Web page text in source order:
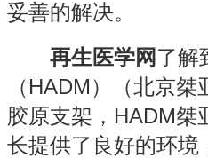
妥善的解决。
再生医学网 了解
（HADM）（北京
胶原支架，HADM桀
长提供了良好的环境